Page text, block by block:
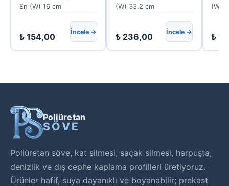
En (W) 16 cm
₺ 154,00 İncele →
(W) 33,2 cm
₺236,00 İncele →
(W)
₺
Poliüretan
SÖVE
Poliüretan söve, kat silmesi, saçak silmesi, harpuşta,
denizlik ve dış cephe kaplama profilleri üretiyoruz.
Ürünler hafif, suya dayanıklı ve boyanabilir; prekast